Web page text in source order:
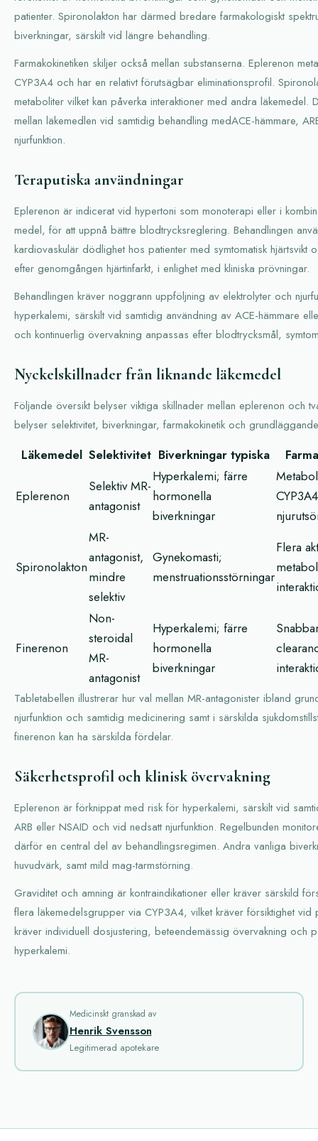
patienter. Spironolakton har därmed bredare farmakologiskt
biverkningar, särskilt vid längre behandling.
Farmakokinetiken skiljer också mellan substanserna. Eplerenon
CYP3A4 och har en relativt förutsägbar eliminationsprofil.
metaboliter vilket kan påverka interaktioner med andra läkemedel.
mellan läkemedlen vid samtidig behandling medACE-hämmare,
njurfunktion.
Teraputiska användningar
Eplerenon är indicerat vid hypertoni som monoterapi eller i
medel, för att uppnå bättre blodtrycksreglering. Behandlingen
kardiovaskulär dödlighet hos patienter med symtomatisk hjärtsvikt
efter genomgången hjärtinfarkt, i enlighet med kliniska prövningar.
Behandlingen kräver noggrann uppföljning av elektrolyter och
hyperkalemi, särskilt vid samtidig användning av ACE-hämmare
och kontinuerlig övervakning anpassas efter blodtrycksmål,
Nyckelskillnader från liknande läkemedel
Följande översikt belyser viktiga skillnader mellan eplerenon och
belyser selektivitet, biverkningar, farmakokinetik och
Läkemedel Selektivitet Biverkningar typiska
Eplerenon
Selektiv MR-
antagonist
Hyperkalemi; färre
hormonella
biverkningar
Spironolakton
MR-
antagonist,
mindre
selektiv
Gynekomasti;
menstruationsstörningar
Flera
Finerenon
Non-
steroidal
MR-
antagonist
Hyperkalemi; färre
hormonella
biverkningar
Tabletabellen illustrerar hur val mellan MR-antagonister ibland
njurfunktion och samtidig medicinering samt i särskilda
finerenon kan ha särskilda fördelar.
Säkerhetsprofil och klinisk övervakning
Eplerenon är förknippat med risk för hyperkalemi, särskilt vid
ARB eller NSAID och vid nedsatt njurfunktion. Regelbunden
därför en central del av behandlingsregimen. Andra vanliga
huvudvärk, samt mild mag-tarmstörning.
Graviditet och amning är kontraindikationer eller kräver särskild
flera läkemedelsgrupper via CYP3A4, vilket kräver försiktighet vid
kräver individuell dosjustering, beteendemässig övervakning och
hyperkalemi.
Medicinskt granskad av
Henrik Svensson
Legitimerad apotekare